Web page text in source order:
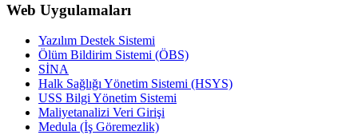
Web Uygulamaları
Yazılım Destek Sistemi
Ölüm Bildirim Sistemi (ÖBS)
SİNA
Halk Sağlığı Yönetim Sistemi (HSYS)
USS Bilgi Yönetim Sistemi
Maliyetanalizi Veri Girişi
Medula (İş Göremezlik)